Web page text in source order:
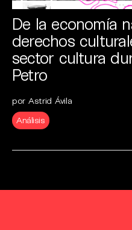
De la economía
derechos
sector cultura
Petro
por Astrid Ávila
Análisis